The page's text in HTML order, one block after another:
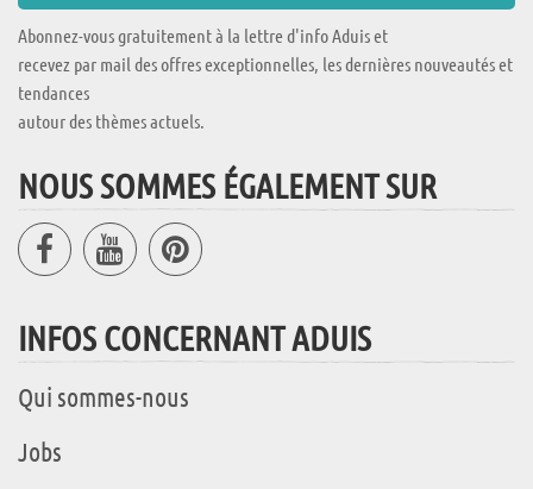
Abonnez-vous gratuitement à la lettre d'info Aduis et
recevez par mail des offres exceptionnelles, les dernières nouveautés et
tendances
autour des thèmes actuels.
NOUS SOMMES ÉGALEMENT SUR
INFOS CONCERNANT ADUIS
Qui sommes-nous
Jobs